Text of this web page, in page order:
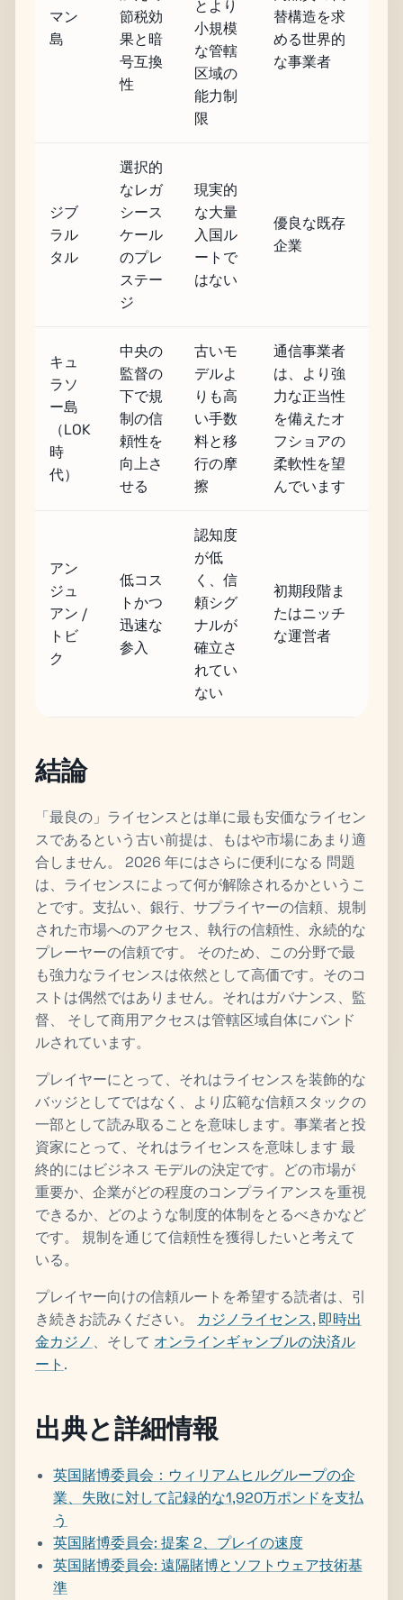
マン
島
節税効
果と暗
号互換
性
とより
小規模
な管轄
区域の
能力制
限
替構造を求
める世界的
な事業者
ジブ
ラル
タル
選択的
なレガ
シース
ケール
のプレ
ステー
ジ
現実的
な大量
入国ル
ートで
はない
優良な既存
企業
キュ
ラソ
ー島
（LOK
時
代）
中央の
監督の
下で規
制の信
頼性を
向上さ
せる
古いモ
デルよ
りも高
い手数
料と移
行の摩
擦
通信事業者
は、より強
力な正当性
を備えたオ
フショアの
柔軟性を望
んでいます
アン
ジュ
アン /
トビ
ク
低コス
トかつ
迅速な
参入
認知度
が低
く、信
頼シグ
ナルが
確立さ
れてい
ない
初期段階ま
たはニッチ
な運営者
結論
「最良の」ライセンスとは単に最も安価なライセン
スであるという古い前提は、もはや市場にあまり適
合しません。 2026 年にはさらに便利になる 問題
は、ライセンスによって何が解除されるかというこ
とです。支払い、銀行、サプライヤーの信頼、規制
された市場へのアクセス、執行の信頼性、永続的な
プレーヤーの信頼です。 そのため、この分野で最
も強力なライセンスは依然として高価です。そのコ
ストは偶然ではありません。それはガバナンス、監
督、 そして商用アクセスは管轄区域自体にバンド
ルされています。
プレイヤーにとって、それはライセンスを装飾的な
バッジとしてではなく、より広範な信頼スタックの
一部として読み取ることを意味します。事業者と投
資家にとって、それはライセンスを意味します 最
終的にはビジネス モデルの決定です。どの市場が
重要か、企業がどの程度のコンプライアンスを重視
できるか、どのような制度的体制をとるべきかなど
です。 規制を通じて信頼性を獲得したいと考えて
いる。
プレイヤー向けの信頼ルートを希望する読者は、引
き続きお読みください。 カジノライセンス, 即時出
金カジノ 、そして オンラインギャンブルの決済ル
ート .
出典と詳細情報
英国賭博委員会：ウィリアムヒルグループの企
業、失敗に対して記録的な1,920万ポンドを支払
う
英国賭博委員会: 提案 2、プレイの速度
英国賭博委員会: 遠隔賭博とソフトウェア技術基
準